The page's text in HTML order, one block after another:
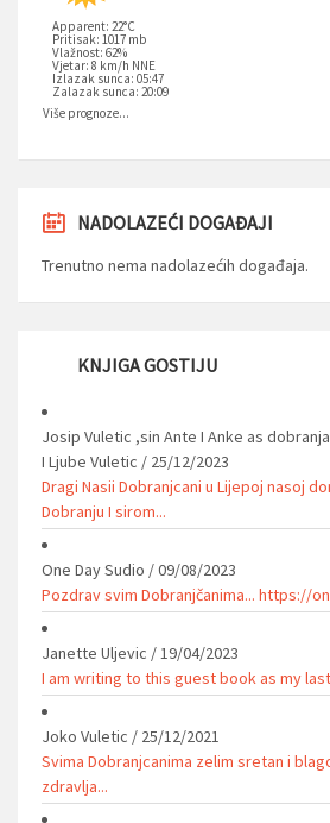
Apparent: 22°C
Pritisak: 1017 mb
Vlažnost: 62%
Vjetar: 8 km/h NNE
Izlazak sunca: 05:47
Zalazak sunca: 20:09
Više prognoze...
NADOLAZEĆI DOGAĐAJI
Trenutno nema nadolazećih događaja.
KNJIGA GOSTIJU
Josip Vuletic ,sin Ante I Anke as
I Ljube Vuletic / 25/12/2023
Dragi Nasii Dobranjcani u Lijepoj nasoj
Dobranju I sirom...
One Day Sudio /09/08/2023
Pozdrav svim Dobranjčanima... https://
Janette Uljevic /19/04/2023
I am writing to this guest book as my
Joko Vuletic / 25/12/2021
Svima Dobranjcanima zelim sretan i
zdravlja...